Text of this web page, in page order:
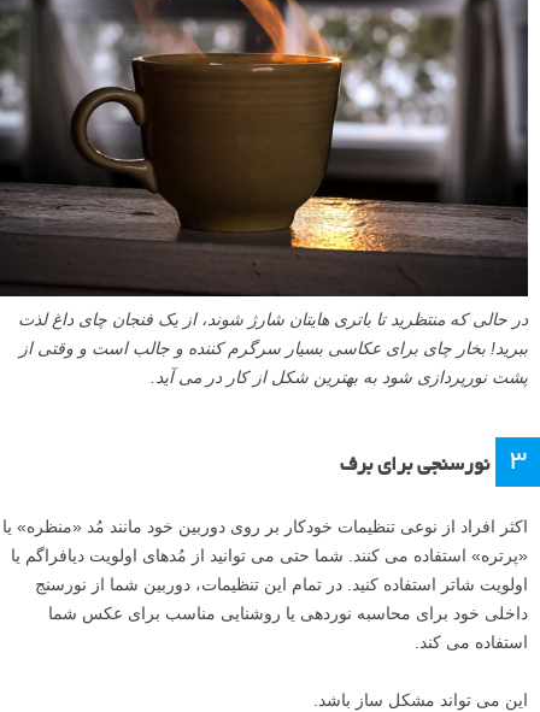
در حالی که منتظرید تا باتری هایتان شارژ شوند، از یک فنجان چای داغ لذت
ببرید! بخار چای برای عکاسی بسیار سرگرم کننده و جالب است و وقتی از
پشت نورپردازی شود به بهترین شکل از کار در می آید.
۳ نورسنجی برای برف
اکثر افراد از نوعی تنظیمات خودکار بر روی دوربین خود مانند مُد «منظره» یا
«پرتره» استفاده می کنند. شما حتی می توانید از مُدهای اولویت دیافراگم یا
اولویت شاتر استفاده کنید. در تمام این تنظیمات، دوربین شما از نورسنج
داخلی خود برای محاسبه نوردهی یا روشنایی مناسب برای عکس شما
استفاده می کند.
این می تواند مشکل ساز باشد.